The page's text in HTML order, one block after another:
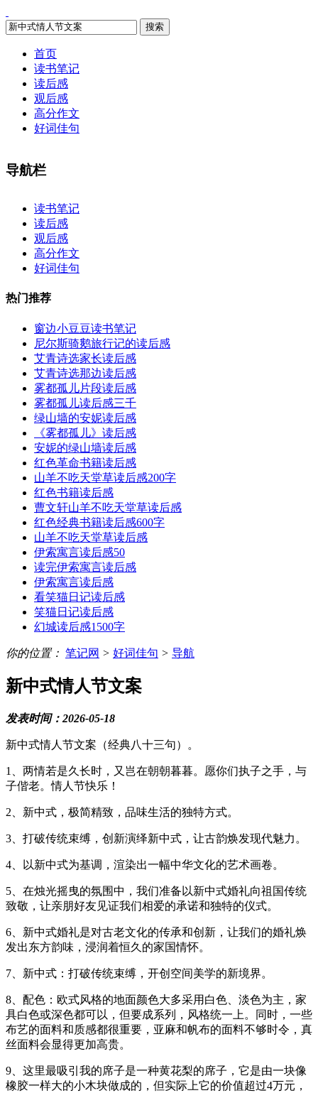
搜索
首页
读书笔记
读后感
观后感
高分作文
好词佳句
导航栏
读书笔记
读后感
观后感
高分作文
好词佳句
热门推荐
窗边小豆豆读书笔记
尼尔斯骑鹅旅行记的读后感
艾青诗选家长读后感
艾青诗选那边读后感
雾都孤儿片段读后感
雾都孤儿读后感三千
绿山墙的安妮读后感
《雾都孤儿》读后感
安妮的绿山墙读后感
红色革命书籍读后感
山羊不吃天堂草读后感200字
红色书籍读后感
曹文轩山羊不吃天堂草读后感
红色经典书籍读后感600字
山羊不吃天堂草读后感
伊索寓言读后感50
读完伊索寓言读后感
伊索寓言读后感
看笑猫日记读后感
笑猫日记读后感
幻城读后感1500字
你的位置： 笔记网 > 好词佳句 > 导航
新中式情人节文案
发表时间：2026-05-18
新中式情人节文案（经典八十三句）。
1、两情若是久长时，又岂在朝朝暮暮。愿你们执子之手，与
子偕老。情人节快乐！
2、新中式，极简精致，品味生活的独特方式。
3、打破传统束缚，创新演绎新中式，让古韵焕发现代魅力。
4、以新中式为基调，渲染出一幅中华文化的艺术画卷。
5、在烛光摇曳的氛围中，我们准备以新中式婚礼向祖国传统
致敬，让亲朋好友见证我们相爱的承诺和独特的仪式。
6、新中式婚礼是对古老文化的传承和创新，让我们的婚礼焕
发出东方韵味，浸润着恒久的家国情怀。
7、新中式：打破传统束缚，开创空间美学的新境界。
8、配色：欧式风格的地面颜色大多采用白色、淡色为主，家
具白色或深色都可以，但要成系列，风格统一上。同时，一些
布艺的面料和质感都很重要，亚麻和帆布的面料不够时令，真
丝面料会显得更加高贵。
9、这里最吸引我的席子是一种黄花梨的席子，它是由一块像
橡胶一样大的小木块做成的，但实际上它的价值超过4万元，